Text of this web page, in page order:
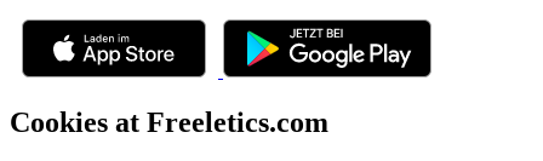
Cookies at Freeletics.com